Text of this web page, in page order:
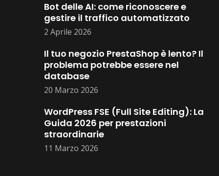
Bot delle AI: come riconoscere e
gestire il traffico automatizzato
2 Aprile 2026
Il tuo negozio PrestaShop è lento? Il
problema potrebbe essere nel
database
20 Marzo 2026
WordPress FSE (Full Site Editing): La
Guida 2026 per prestazioni
straordinarie
11 Marzo 2026